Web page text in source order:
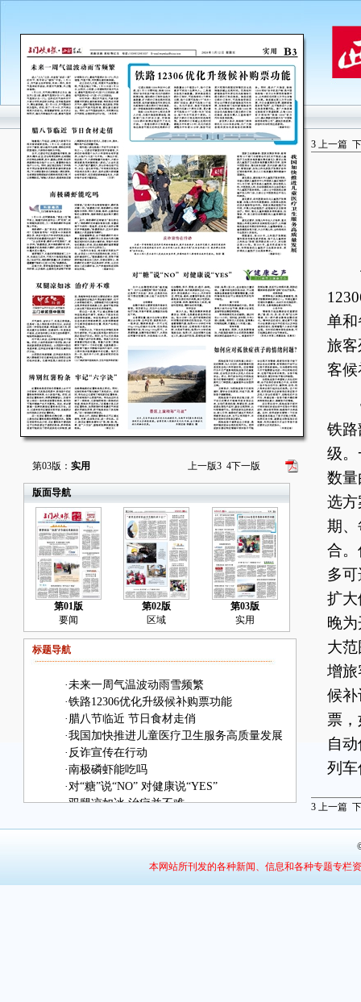
第03版： 实用 上一版3 4下一版
版面导航
第01版
要闻
第02版
区域
第03版
实用
标题导航
·未来一周气温波动雨雪频繁
·铁路12306优化升级候补购票功能
· 腊八节临近 节日食材走俏
·我国加快推进儿童医疗卫生服务高质量发展
· 反诈宣传在行动
·南极磷虾能吃吗
·对“糖”说“NO” 对健康说“YES”
·双腿凉如冰 治疗并不难
3 上一篇
单
旅
客
铁路
级
数
选
期、
合
多
扩
晚
大
增
候
票
自
列
旅
平
3 上一篇
本网站所刊发的各种新闻、信息和各种专题专栏